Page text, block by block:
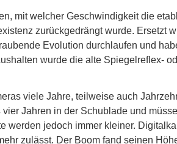
mit welcher Geschwindigkeit die
zurückgedrängt wurde. Ersetzt
Evolution durchlaufen und
wurde die alte Spiegelreflex-
viele Jahre, teilweise auch
Jahren in der Schublade und
werden jedoch immer kleiner.
zulässt. Der Boom fand seinen